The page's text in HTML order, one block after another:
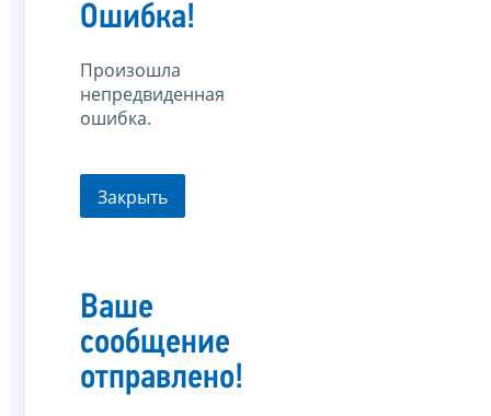
Ошибка!
Произошла
непредвиденная
ошибка.
Закрыть
Ваше
сообщение
отправлено!